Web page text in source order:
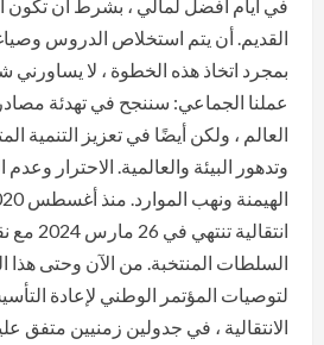
في أيام أفضل لمالي ، بشرط أن تكون
القديم. أن يتم استخلاص الدروس
بمجرد اتخاذ هذه الخطوة ، لا
عملنا الجماعي: سننجح في تهدئة
العالم ، ولكن أيضًا في تعزيز التنمية
وتدهور البيئة والعالمية. الاحترار
انتقالية
السلطات المنتخبة. من الآن وحتى هذا
لتوصيات المؤتمر الوطني لإعادة
الانتقالية ، في جدولين زمنيين متفق